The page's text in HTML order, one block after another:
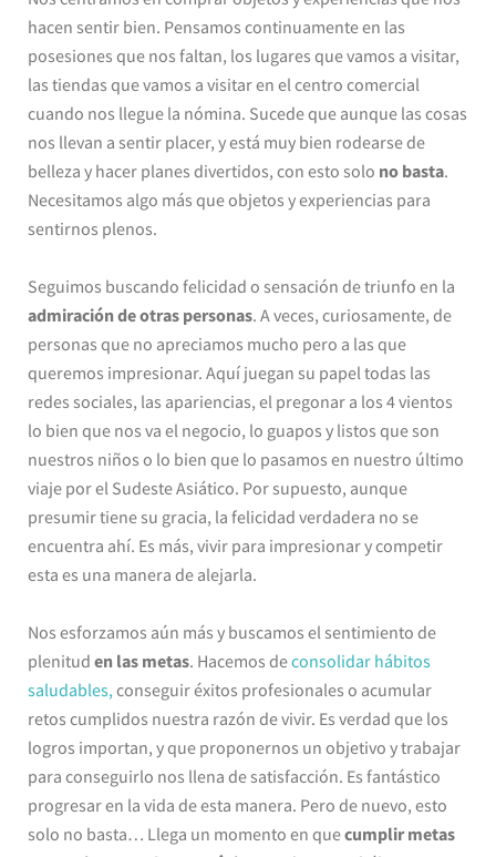
hacen sentir bien. Pensamos continuamente en las
posesiones que nos faltan, los lugares que vamos a visitar,
las tiendas que vamos a visitar en el centro comercial
cuando nos llegue la nómina. Sucede que aunque las cosas
nos llevan a sentir placer, y está muy bien rodearse de
belleza y hacer planes divertidos, con esto solo no basta.
Necesitamos algo más que objetos y experiencias para
sentirnos plenos.
Seguimos buscando felicidad o sensación de triunfo en la
admiración de otras personas. A veces, curiosamente, de
personas que no apreciamos mucho pero a las que
queremos impresionar. Aquí juegan su papel todas las
redes sociales, las apariencias, el pregonar a los 4 vientos
lo bien que nos va el negocio, lo guapos y listos que son
nuestros niños o lo bien que lo pasamos en nuestro último
viaje por el Sudeste Asiático. Por supuesto, aunque
presumir tiene su gracia, la felicidad verdadera no se
encuentra ahí. Es más, vivir para impresionar y competir
esta es una manera de alejarla.
Nos esforzamos aún más y buscamos el sentimiento de
plenitud en las metas. Hacemos deconsolidar hábitos
saludables, conseguir éxitos profesionales o acumular
retos cumplidos nuestra razón de vivir. Es verdad que los
logros importan, y que proponernos un objetivo y trabajar
para conseguirlo nos llena de satisfacción. Es fantástico
progresar en la vida de esta manera. Pero de nuevo, esto
solo no basta… Llega un momento en quecumplir metas